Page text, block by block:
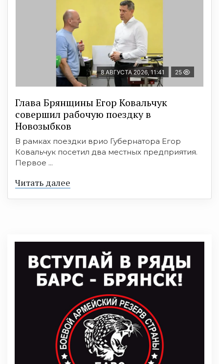
8 АВГУСТА 2026, 11:41 25
Глава Брянщины Егор Ковальчук
совершил рабочую поездку в
Новозыбков
В рамках поездки врио Губернатора Егор
Ковальчук посетил два местных предприятия.
Первое ...
Читать далее